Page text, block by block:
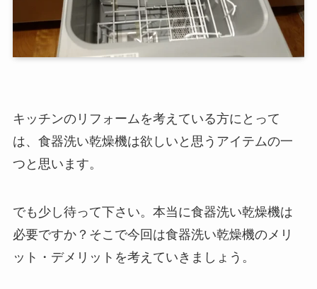
キッチンのリフォームを考えている方にとって
は、食器洗い乾燥機は欲しいと思うアイテムの一
つと思います。
でも少し待って下さい。本当に食器洗い乾燥機は
必要ですか？そこで今回は食器洗い乾燥機のメリ
ット・デメリットを考えていきましょう。